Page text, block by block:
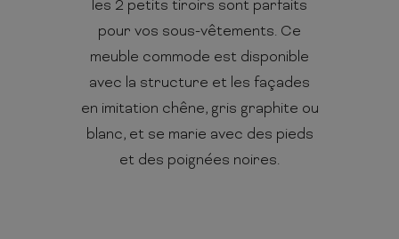
les 2 petits tiroirs sont parfaits
pour vos sous-vêtements. Ce
meuble commode est disponible
avec la structure et les façades
en imitation chêne, gris graphite ou
blanc, et se marie avec des pieds
et des poignées noires.